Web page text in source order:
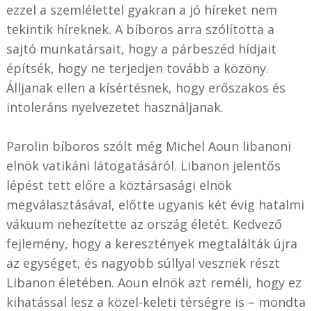
ezzel a szemlélettel gyakran a jó híreket nem
tekintik híreknek. A bíboros arra szólította a
sajtó munkatársait, hogy a párbeszéd hídjait
építsék, hogy ne terjedjen tovább a közöny.
Álljanak ellen a kísértésnek, hogy erőszakos és
intoleráns nyelvezetet használjanak.
Parolin bíboros szólt még Michel Aoun libanoni
elnök vatikáni látogatásáról. Libanon jelentős
lépést tett előre a köztársasági elnök
megválasztásával, előtte ugyanis két évig hatalmi
vákuum nehezítette az ország életét. Kedvező
fejlemény, hogy a keresztények megtalálták újra
az egységet, és nagyobb súllyal vesznek részt
Libanon életében. Aoun elnök azt reméli, hogy ez
kihatással lesz a közel-keleti térségre is – mondta